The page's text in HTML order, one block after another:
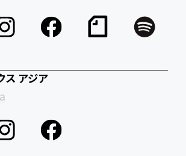
ス アジア